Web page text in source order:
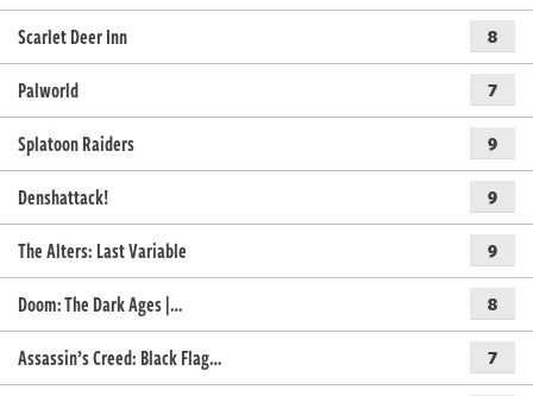
Scarlet Deer Inn
8
Palworld 7
Splatoon Raiders 9
Denshattack! 9
The Alters: Last Variable 9
Doom: The Dark Ages |… 8
Assassin’s Creed: Black Flag… 7